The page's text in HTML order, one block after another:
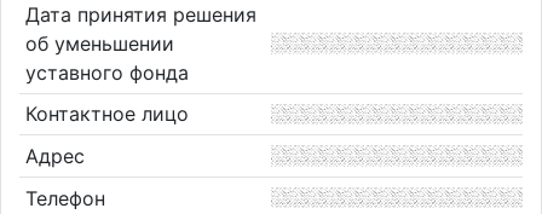
Дата принятия решения
об уменьшении
уставного фонда
Контактное лицо
Адрес
Телефон